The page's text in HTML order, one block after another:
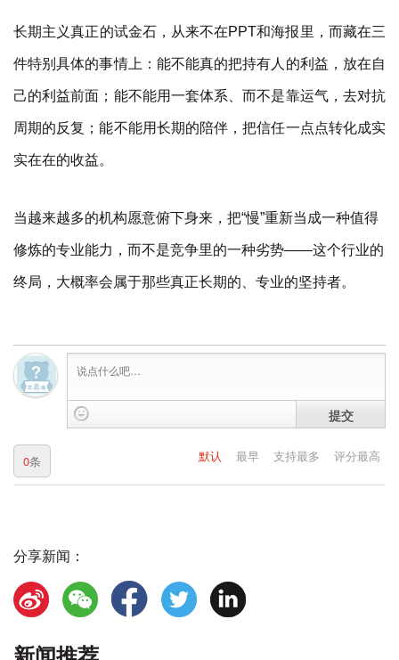
长期主义真正的试金石，从来不在PPT和海报里，而藏在三
件特别具体的事情上：能不能真的把持有人的利益，放在自
己的利益前面；能不能用一套体系、而不是靠运气，去对抗
周期的反复；能不能用长期的陪伴，把信任一点点转化成实
实在在的收益。
当越来越多的机构愿意俯下身来，把“慢”重新当成一种值得
修炼的专业能力，而不是竞争里的一种劣势——这个行业的
终局，大概率会属于那些真正长期的、专业的坚持者。
提交
默认 最早 支持最多 评分最高
0条
分享新闻：